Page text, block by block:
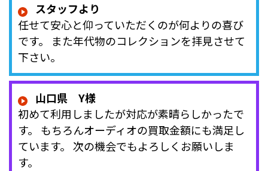
スタッフより
任せて安心と仰っていただくのが何よりの喜び
です。 また年代物のコレクションを拝見させて
下さい。
山口県 Y様
初めて利用しましたが対応が素晴らしかったで
す。 もちろんオーディオの買取金額にも満足し
ています。 次の機会でもよろしくお願いしま
す。